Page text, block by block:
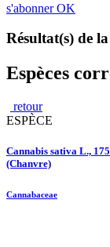
s'abonner OK
Résultat(s) de
Espèces
retour
ESPÈCE
Cannabis sativa L.,
(Chanvre)
Cannabaceae